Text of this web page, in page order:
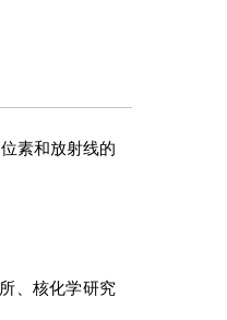
素和放射线的
、核化学研究